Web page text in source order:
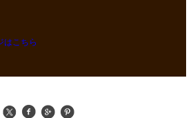
はこちら